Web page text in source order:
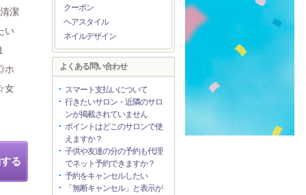
潔
い
ホ
女
る
クーポン
ヘアスタイル
ネイルデザイン
よくある問い合わせ
スマート支払いについて
行きたいサロン・近隣のサロ
ンが掲載されていません
ポイントはどこのサロンで使
えますか？
子供や友達の分の予約も代理
でネット予約できますか？
予約をキャンセルしたい
「無断キャンセル」と表示が